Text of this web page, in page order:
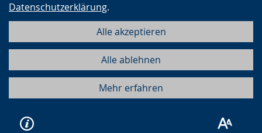
Datenschutzerklärung.
Alle akzeptieren
Alle ablehnen
Mehr erfahren